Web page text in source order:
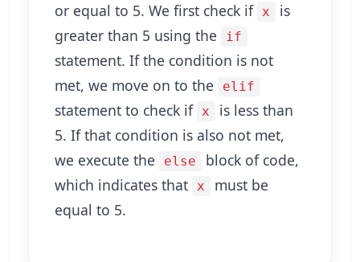
or equal to 5. We first check if x
is
greater than 5 using the
if
statement. If the condition is not
met, we move on to the
elif
statement to check if x
is less than
5. If that condition is also not met,
we execute the
else
block of code,
which indicates that
x
must be
equal to 5.